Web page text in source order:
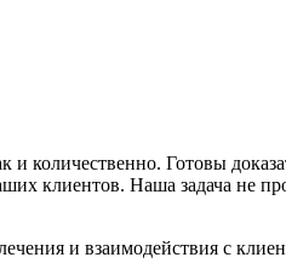
количественно. Готовы
клиентов. Наша задача не
и взаимодействия с